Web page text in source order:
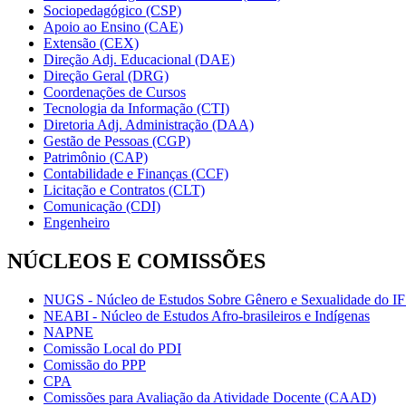
Sociopedagógico (CSP)
Apoio ao Ensino (CAE)
Extensão (CEX)
Direção Adj. Educacional (DAE)
Direção Geral (DRG)
Coordenações de Cursos
Tecnologia da Informação (CTI)
Diretoria Adj. Administração (DAA)
Gestão de Pessoas (CGP)
Patrimônio (CAP)
Contabilidade e Finanças (CCF)
Licitação e Contratos (CLT)
Comunicação (CDI)
Engenheiro
NÚCLEOS E COMISSÕES
NUGS - Núcleo de Estudos Sobre Gênero e Sexualidade do
NEABI - Núcleo de Estudos Afro-brasileiros e Indígenas
NAPNE
Comissão Local do PDI
Comissão do PPP
CPA
Comissões para Avaliação da Atividade Docente (CAAD)